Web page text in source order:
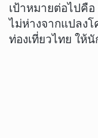
เป้าหมายต่อไปคื
ไม่ห่างจากแปลง
ท่องเที่ยวไทย ให้